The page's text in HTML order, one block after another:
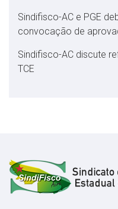
Sindifisco-AC e PGE
convocação de
Sindifisco-AC discute
TCE